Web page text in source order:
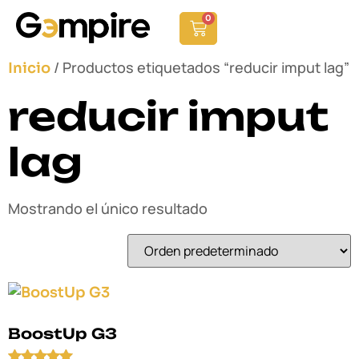
0
Inicio / Productos etiquetados “reducir imput lag”
reducir imput
lag
Mostrando el único resultado
BoostUp G3